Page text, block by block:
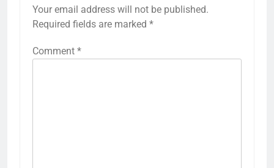
Your email address will not be published.
Required fields are marked *
Comment *